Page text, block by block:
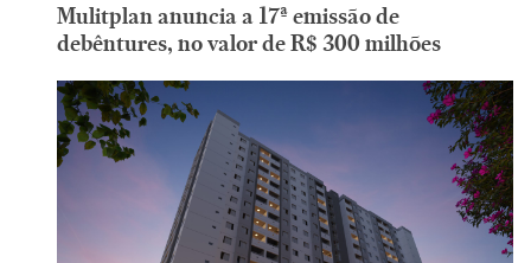
Mulitplan anuncia a 17ª emissão de
debêntures, no valor de R$ 300 milhões